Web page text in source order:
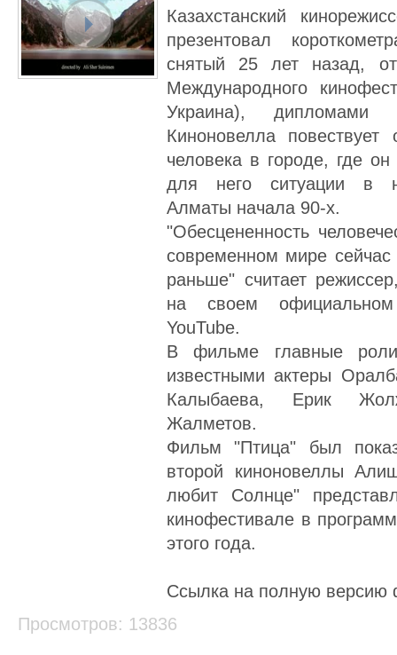
Казахстанский
презентовал
снятый 25 лет назад,
Международного
Украина),
Киноновелла
человека в городе, где
для него ситуации в
Алматы начала 90-х.
"Обесцененность
современном мире
раньше" считает
на своем
YouTube.
В фильме главные
известными актеры
Калыбаева, Ерик
Жалметов.
Фильм "Птица" был
второй киноновеллы
любит Солнце"
кинофестивале в
этого года.
Ссылка на полную
Просмотров: 13836